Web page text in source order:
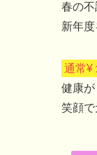
春の不
新年
通常¥
健康が
笑顔で